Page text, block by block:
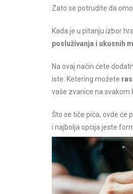
Zato se potrudite da
Kada je u pitanju izbor
posluživanja i ukusnih
Na ovaj način ćete
iste. Ketering možete
vaše zvanice na svakom
Što se tiče pića, ovde će
i najbolja opcija jeste